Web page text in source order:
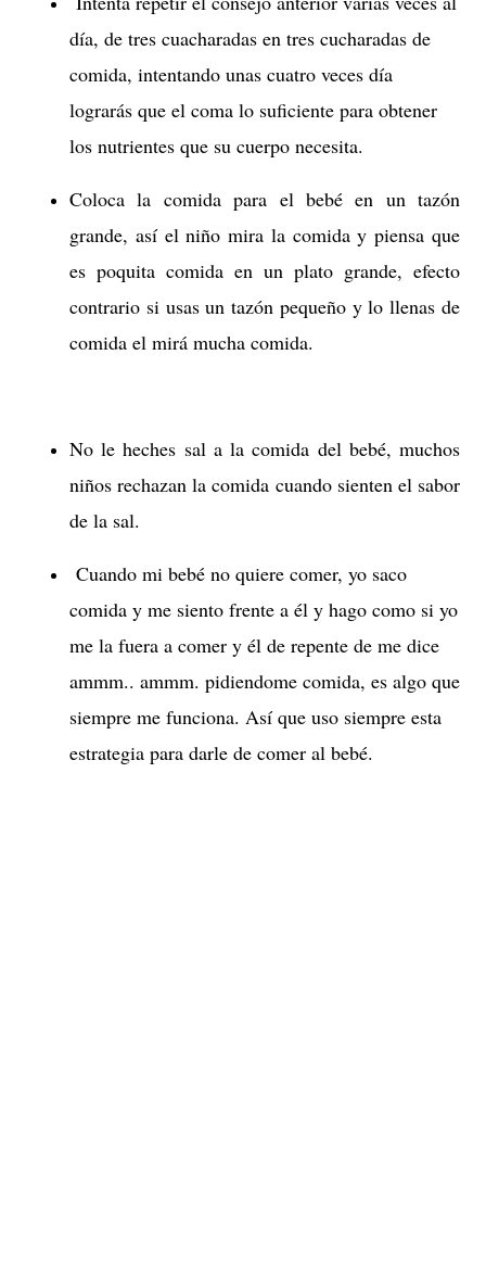
día, de tres cuacharadas en tres cucharadas de
comida, intentando unas cuatro veces día
lograrás que el coma lo suficiente para obtener
los nutrientes que su cuerpo necesita.
Coloca la comida para el bebé en un tazón
grande, así el niño mira la comida y piensa que
es poquita comida en un plato grande, efecto
contrario si usas un tazón pequeño y lo llenas de
comida el mirá mucha comida.
No le heches sal a la comida del bebé, muchos
niños rechazan la comida cuando sienten el sabor
de la sal.
Cuando mi bebé no quiere comer, yo saco
comida y me siento frente a él y hago como si yo
me la fuera a comer y él de repente de me dice
ammm.. ammm. pidiendome comida, es algo que
siempre me funciona. Así que uso siempre esta
estrategia para darle de comer al bebé.